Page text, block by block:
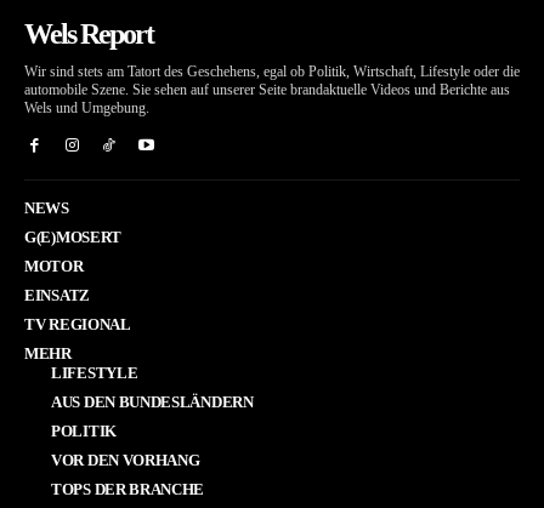
Wels Report
Wir sind stets am Tatort des Geschehens, egal ob Politik, Wirtschaft, Lifestyle oder die
automobile Szene. Sie sehen auf unserer Seite brandaktuelle Videos und Berichte aus
Wels und Umgebung.
NEWS
G(E)MOSERT
MOTOR
EINSATZ
TV REGIONAL
MEHR
LIFESTYLE
AUS DEN BUNDESLÄNDERN
POLITIK
VOR DEN VORHANG
TOPS DER BRANCHE